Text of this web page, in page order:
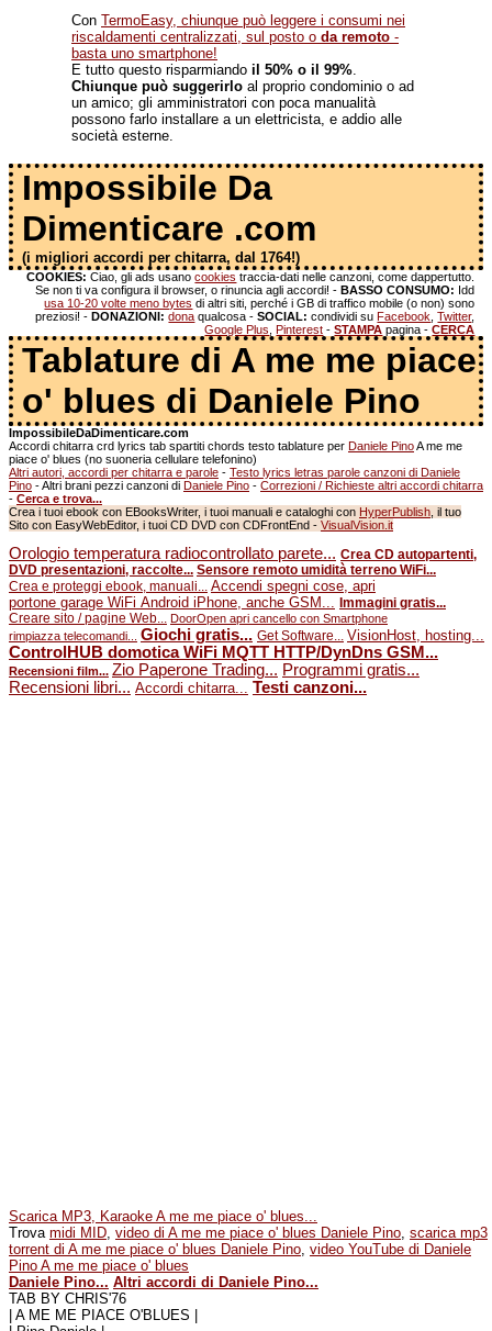
Con TermoEasy, chiunque può leggere i consumi nei
riscaldamenti centralizzati, sul posto o da remoto -
basta uno smartphone!
E tutto questo risparmiando il 50% o il 99%.
Chiunque può suggerirlo al proprio condominio o ad
un amico; gli amministratori con poca manualità
possono farlo installare a un elettricista, e addio alle
società esterne.
Impossibile Da
Dimenticare .com
(i migliori accordi per chitarra, dal 1764!)
COOKIES: Ciao, gli ads usanocookies traccia-dati nelle canzoni, come dappertutto.
Se non ti va configura il browser, o rinuncia agli accordi! -BASSO CONSUMO: Idd
usa 10-20 volte meno bytes di altri siti, perché i GB di traffico mobile (o non) sono
preziosi! -DONAZIONI: dona qualcosa -SOCIAL: condividi suFacebook ,Twitter,
Google Plus ,Pinterest -STAMPA pagina -CERCA
Tablature di A me me piace
o' blues di Daniele Pino
ImpossibileDaDimenticare.com
Accordi chitarra crd lyrics tab spartiti chords testo tablature per Daniele PinoA me me
piace o' blues (no suoneria cellulare telefonino)
Altri autori, accordi per chitarra e parole - Testo lyrics letras parole canzoni di Daniele
Pino - Altri brani pezzi canzoni di Daniele Pino - Correzioni / Richieste altri accordi chitarra
- Cerca e trova...
Crea i tuoi ebook con EBooksWriter, i tuoi manuali e cataloghi con HyperPublish , il tuo
Sito con EasyWebEditor, i tuoi CD DVD con CDFrontEnd - VisualVision.it
Orologio temperatura radiocontrollato parete... Crea CD autopartenti,
DVD presentazioni, raccolte... Sensore remoto umidità terreno WiFi...
Crea e proteggi ebook, manuali... Accendi spegni cose, apri
portone garage WiFi Android iPhone, anche GSM... Immagini gratis...
Creare sito / pagine Web... DoorOpen apri cancello con Smartphone
rimpiazza telecomandi...
Giochi gratis... Get Software... VisionHost, hosting...
ControlHUB domotica WiFi MQTT HTTP/DynDns GSM...
Recensioni film... Zio Paperone Trading... Programmi gratis...
Recensioni libri... Accordi chitarra... Testi canzoni...
Scarica MP3, Karaoke A me me piace o' blues...
Trova midi MID, video di A me me piace o' blues Daniele Pino, scarica mp3
torrent di A me me piace o' blues Daniele Pino, video YouTube di Daniele
Pino A me me piace o' blues
Daniele Pino... Altri accordi di Daniele Pino...
TAB BY CHRIS'76
| A ME ME PIACE O'BLUES |